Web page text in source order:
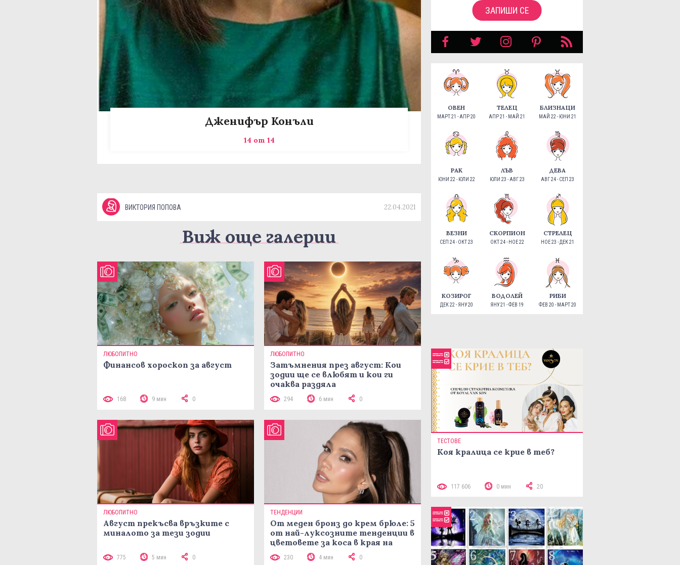
Дженифър Конъли
14 от 14
ВИКТОРИЯ ПОПОВА 22.04.2021
Виж още галерии
ЛЮБОПИТНО
Финансов хороскоп за август
168 9 мин 0
ЛЮБОПИТНО
Затъмнения през август: Кои
зодии ще се влюбят и кои ги
очаква раздяла
294 6 мин 0
ЛЮБОПИТНО
Август прекъсва връзките с
миналото за тези зодии
775 5 мин 0
ТЕНДЕНЦИИ
От меден бронз до крем брюле: 5
от най-луксозните тенденции в
цветовете за коса в края на
230 4 мин 0
ЗАПИШИ СЕ
ОВЕН
МАРТ 21 - АПР 20
ТЕЛЕЦ
АПР 21 - МАЙ 21
БЛИЗНАЦИ
МАЙ 22 - ЮНИ 21
РАК
ЮНИ 22 - ЮЛИ 22
ЛЪВ
ЮЛИ 23 - АВГ 23
ДЕВА
АВГ 24 - СЕП 23
ВЕЗНИ
СЕП 24 - ОКТ 23
СКОРПИОН
ОКТ 24 - НОЕ 22
СТРЕЛЕЦ
НОЕ 23 - ДЕК 21
КОЗИРОГ
ДЕК 22 - ЯНУ 20
ВОДОЛЕЙ
ЯНУ 21 - ФЕВ 19
РИБИ
ФЕВ 20 - МАРТ 20
ТЕСТОВЕ
Коя кралица се крие в теб?
117 606 0 мин 20